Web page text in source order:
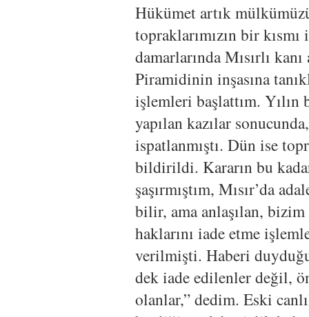
Hükümet artık
topraklarımızın bir
damarlarında Mısırlı
Piramidinin inşasına
işlemleri başlattım. Yılın
yapılan kazılar
ispatlanmıştı. Dün ise
bildirildi. Kararın bu
şaşırmıştım, Mısır’da
bilir, ama anlaşılan,
haklarını iade etme
verilmişti. Haberi
dek iade edilenler değil,
olanlar,” dedim. Eski